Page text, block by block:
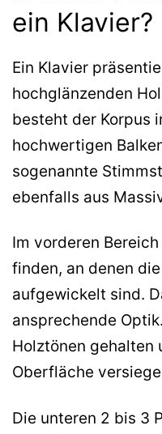
ein Klavier?
Ein Klavier
hochglänzenden
besteht der Korpus
hochwertigen
sogenannte
ebenfalls aus
Im vorderen
finden, an denen
aufgewickelt sind.
ansprechende
Holztönen gehalten
Oberfläche
Die unteren 2 bis 3